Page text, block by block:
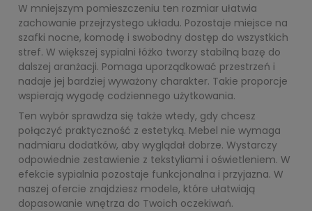
W mniejszym pomieszczeniu ten rozmiar ułatwia
zachowanie przejrzystego układu. Pozostaje miejsce na
szafki nocne, komodę i swobodny dostęp do wszystkich
stref. W większej sypialni łóżko tworzy stabilną bazę do
dalszej aranżacji. Pomaga uporządkować przestrzeń i
nadaje jej bardziej wyważony charakter. Takie proporcje
wspierają wygodę codziennego użytkowania.
Ten wybór sprawdza się także wtedy, gdy chcesz
połączyć praktyczność z estetyką. Mebel nie wymaga
nadmiaru dodatków, aby wyglądał dobrze. Wystarczy
odpowiednie zestawienie z tekstyliami i oświetleniem. W
efekcie sypialnia pozostaje funkcjonalna i przyjazna. W
naszej ofercie znajdziesz modele, które ułatwiają
dopasowanie wnętrza do Twoich oczekiwań.